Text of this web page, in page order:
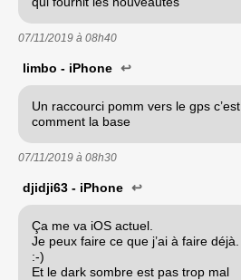
07/11/2019 à 08h40
limbo - iPhone ↩
Un raccourci pomm vers le gps c’est
comment la base
07/11/2019 à 08h30
djidji63 - iPhone ↩
Ça me va iOS actuel.
Je peux faire ce que j’ai à faire déjà.
:-)
Et le dark sombre est pas trop mal